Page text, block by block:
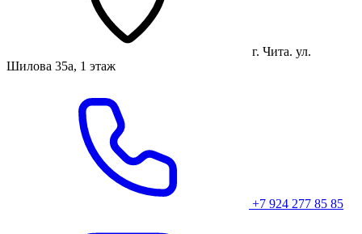
г. Чита. ул.
Шилова 35а, 1 этаж
+7 924 277 85 85